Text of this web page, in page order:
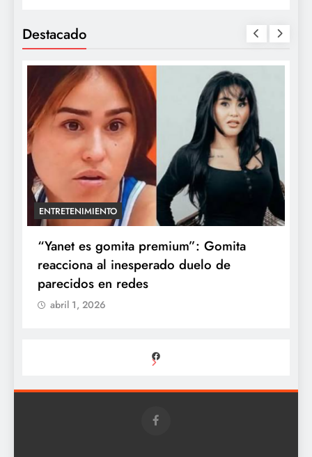
Destacado
ENTRETENIMIENTO
“Yanet es gomita premium”: Gomita
reacciona al inesperado duelo de
parecidos en redes
abril 1, 2026